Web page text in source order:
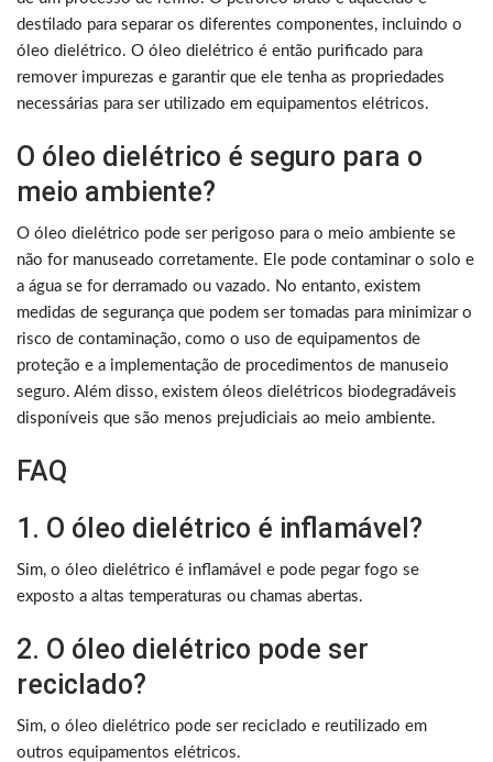
destilado para separar os diferentes componentes, incluindo o
óleo dielétrico. O óleo dielétrico é então purificado para
remover impurezas e garantir que ele tenha as propriedades
necessárias para ser utilizado em equipamentos elétricos.
O óleo dielétrico é seguro para o
meio ambiente?
O óleo dielétrico pode ser perigoso para o meio ambiente se
não for manuseado corretamente. Ele pode contaminar o solo e
a água se for derramado ou vazado. No entanto, existem
medidas de segurança que podem ser tomadas para minimizar o
risco de contaminação, como o uso de equipamentos de
proteção e a implementação de procedimentos de manuseio
seguro. Além disso, existem óleos dielétricos biodegradáveis
disponíveis que são menos prejudiciais ao meio ambiente.
FAQ
1. O óleo dielétrico é inflamável?
Sim, o óleo dielétrico é inflamável e pode pegar fogo se
exposto a altas temperaturas ou chamas abertas.
2. O óleo dielétrico pode ser
reciclado?
Sim, o óleo dielétrico pode ser reciclado e reutilizado em
outros equipamentos elétricos.